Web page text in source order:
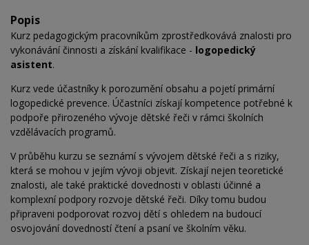
Popis
Kurz pedagogickým pracovníkům zprostředkovává znalosti pro
vykonávání činnosti a získání kvalifikace - logopedický
asistent.
Kurz vede účastníky k porozumění obsahu a pojetí primární
logopedické prevence. Účastníci získají kompetence potřebné k
podpoře přirozeného vývoje dětské řeči v rámci školních
vzdělávacích programů.
V průběhu kurzu se seznámí s vývojem dětské řeči a s riziky,
která se mohou v jejím vývoji objevit. Získají nejen teoretické
znalosti, ale také praktické dovednosti v oblasti účinné a
komplexní podpory rozvoje dětské řeči. Díky tomu budou
připraveni podporovat rozvoj dětí s ohledem na budoucí
osvojování dovedností čtení a psaní ve školním věku.